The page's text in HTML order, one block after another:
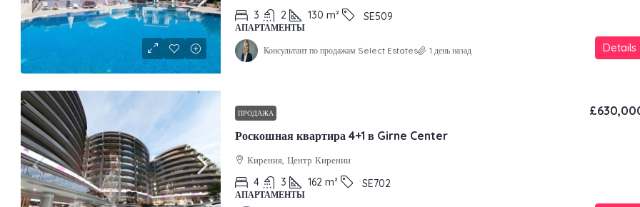
3 2 130 m² SE509
АПАРТАМЕНТЫ
Details
Консультант по продажам Select Estates 1 день назад
ПРОДАЖА
Роскошная квартира 4+1 в Girne Center
Кирения, Центр Кирении
4 3 162 m² SE702
АПАРТАМЕНТЫ